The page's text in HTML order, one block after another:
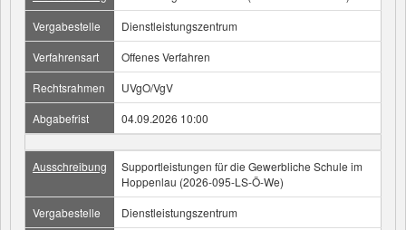
Vergabestelle
Dienstleistungszentrum
Verfahrensart
Offenes Verfahren
Rechtsrahmen
UVgO/VgV
Abgabefrist
04.09.2026 10:00
Ausschreibung
Supportleistungen für die Gewerbliche Schule im
Hoppenlau (2026-095-LS-Ö-We)
Vergabestelle
Dienstleistungszentrum